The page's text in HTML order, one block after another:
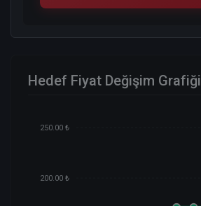
Hedef Fiyat Değişim Grafiği
250.00 ₺
200.00 ₺